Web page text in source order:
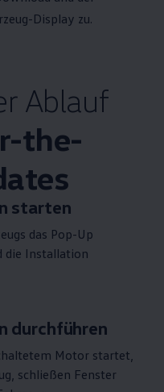
Display zu.
Ablauf
the-
starten
das Pop-Up
die Installation
durchführen
Motor startet,
schließen Fenster